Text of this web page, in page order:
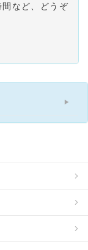
など、どうぞ